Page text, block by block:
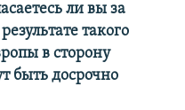
ли вы за
такого
в сторону
быть досрочно